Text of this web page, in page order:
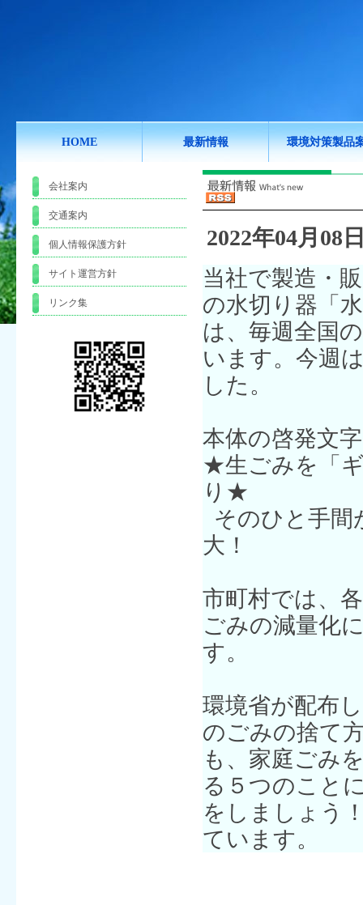
HOME 最新情報 環境対策製品
会社案内
交通案内
個人情報保護方針
サイト運営方針
リンク集
2022年04月08
当社で製造・
の水切り器「
は、毎週全国
います。今週
した。
本体の啓発文
★生ごみを「
り★
そのひと手間
大！
市町村では、
ごみの減量化
す。
環境省が配布
のごみの捨て
も、家庭ごみ
る５つのこと
をしましょう
ています。